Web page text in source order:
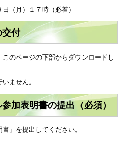
（月）１７時（必着）
付
のページの下部からダウンロードし
ません。
加表明書の提出（必須）
」を提出してください。